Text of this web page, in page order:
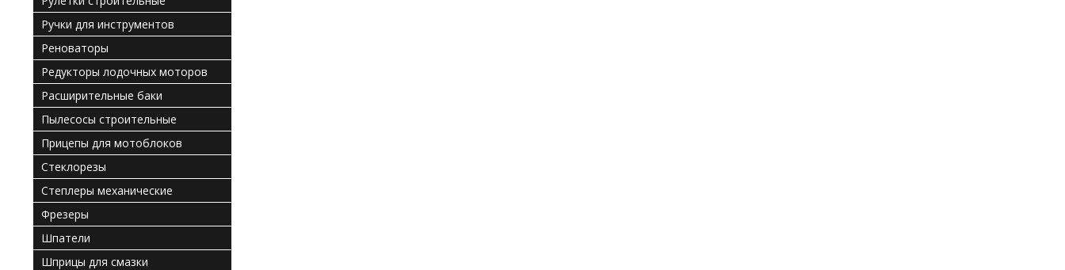
Ручки для инструментов
Реноваторы
Редукторы лодочных моторов
Расширительные баки
Пылесосы строительные
Прицепы для мотоблоков
Стеклорезы
Степлеры механические
Фрезеры
Шпатели
Шприцы для смазки